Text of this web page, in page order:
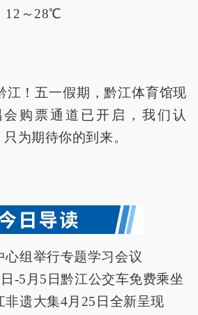
12～28℃
江！五一假期，黔江体育馆现
购票通道已开启，我们认
为期待你的到来。
组举行专题学习会议
-5月5日黔江公交车免费乘坐
遗大集4月25日全新呈现